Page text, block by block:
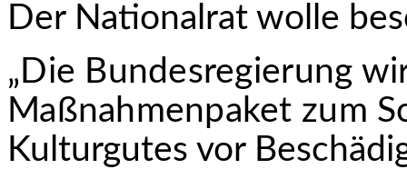
Der Nationalrat wolle
„Die Bundesregierung
Maßnahmenpaket zum
Kulturgutes vor